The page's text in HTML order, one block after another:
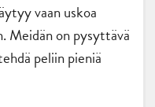
vaan uskoa
Meidän on pysyttävä
peliin pieniä